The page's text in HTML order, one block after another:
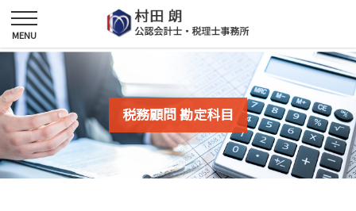
税務顧問 勘定科目